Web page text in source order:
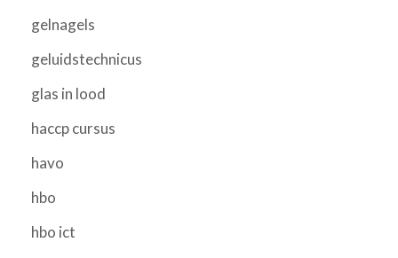
gelnagels
geluidstechnicus
glas in lood
haccp cursus
havo
hbo
hbo ict